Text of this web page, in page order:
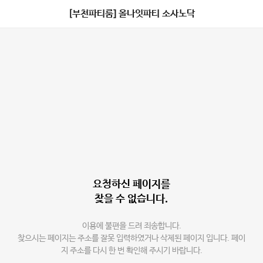
[부천파티룸] 올나잇파티 소사노닥
요청하신 페이지를
찾을 수 없습니다.
이용에 불편을 드려 죄송합니다.
찾으시는 페이지는 주소를 잘못 입력하였거나 삭제된 페이지 입니다. 페이
지 주소를 다시 한 번 확인해 주시기 바랍니다.